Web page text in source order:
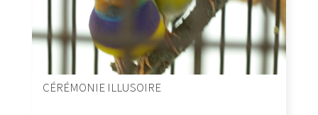
CÉRÉMONIE ILLUSOIRE